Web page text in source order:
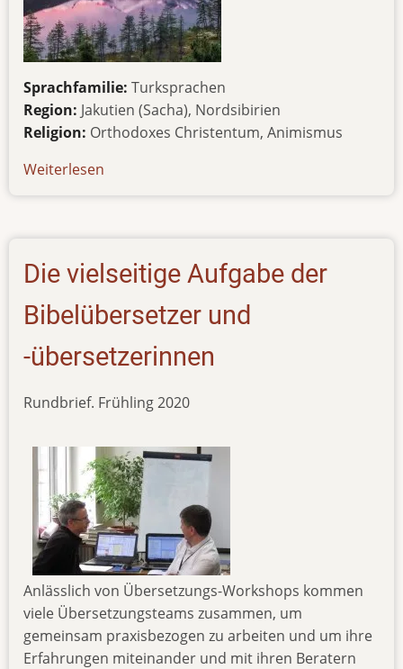
Sprachfamilie: Turksprachen
Region: Jakutien (Sacha), Nordsibirien
Religion: Orthodoxes Christentum, Animismus
Weiterlesen
Die vielseitige Aufgabe der
Bibelübersetzer und
-übersetzerinnen
Rundbrief. Frühling 2020
Anlässlich von Übersetzungs-Workshops kommen
viele Übersetzungsteams zusammen, um
gemeinsam praxisbezogen zu arbeiten und um ihre
Erfahrungen miteinander und mit ihren Beratern